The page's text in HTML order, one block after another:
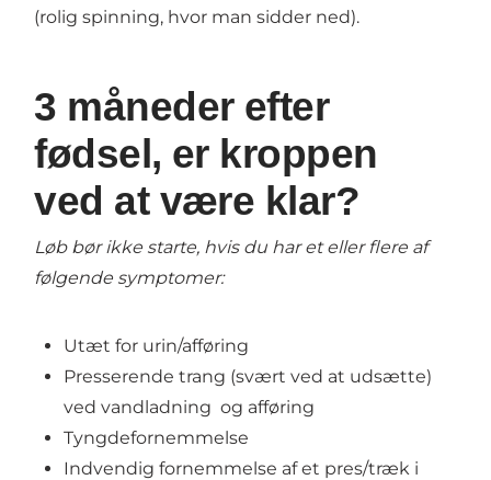
(rolig spinning, hvor man sidder ned).
3 måneder efter
fødsel, er kroppen
ved at være klar?
Løb bør ikke starte, hvis du har et eller flere af
følgende symptomer:
Utæt for urin/afføring
Presserende trang (svært ved at udsætte)
ved vandladning og afføring
Tyngdefornemmelse
Indvendig fornemmelse af et pres/træk i